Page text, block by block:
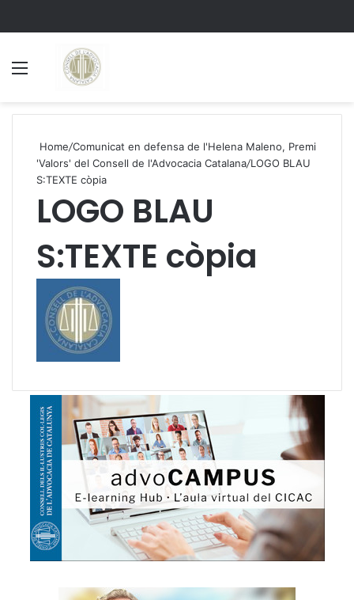
Home/Comunicat en defensa de l'Helena Maleno, Premi
'Valors' del Consell de l'Advocacia Catalana/LOGO BLAU
S:TEXTE còpia
LOGO BLAU
S:TEXTE còpia